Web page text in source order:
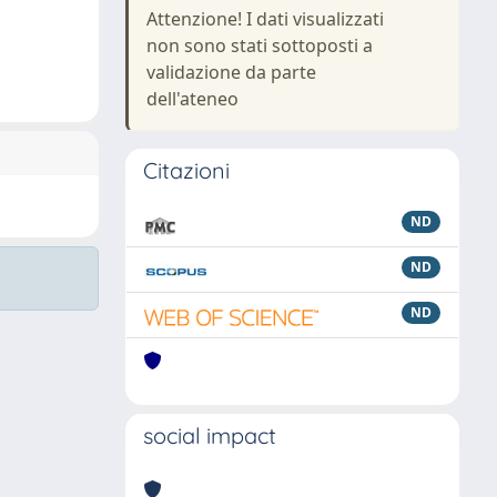
Attenzione! I dati visualizzati
non sono stati sottoposti a
validazione da parte
dell'ateneo
Citazioni
ND
ND
ND
social impact